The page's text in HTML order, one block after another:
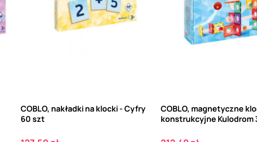
COBLO, nakładki na klocki - Cyfry
60 szt
COBLO, magnetyczne
konstrukcyjne Kulodrom